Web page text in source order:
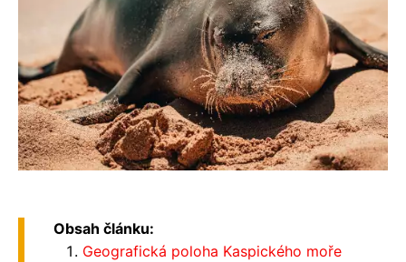
Obsah článku:
Geografická poloha Kaspického moře